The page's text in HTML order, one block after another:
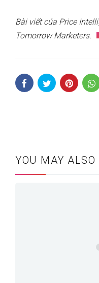
Bài viết của Price
Tomorrow Marketers.
YOU MAY ALSO